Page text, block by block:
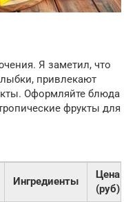
Я заметил, что
привлекают
Оформляйте блюда
фрукты для
Ингредиенты
Цена
(руб)